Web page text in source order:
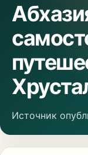
Источник